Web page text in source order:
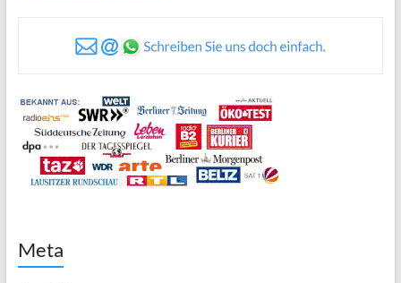
Meta